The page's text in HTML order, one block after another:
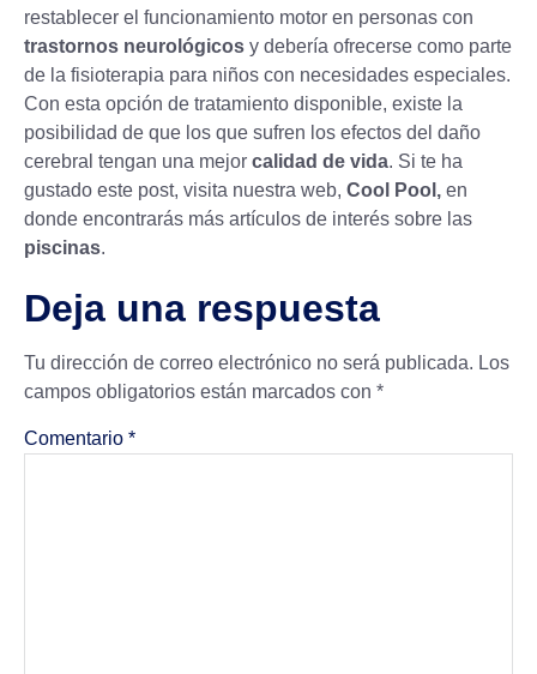
restablecer el funcionamiento motor en personas con
trastornos neurológicos y debería ofrecerse como parte
de la fisioterapia para niños con necesidades especiales.
Con esta opción de tratamiento disponible, existe la
posibilidad de que los que sufren los efectos del daño
cerebral tengan una mejor calidad de vida. Si te ha
gustado este post, visita nuestra web, Cool Pool, en
donde encontrarás más artículos de interés sobre las
piscinas.
Deja una respuesta
Tu dirección de correo electrónico no será publicada. Los
campos obligatorios están marcados con *
Comentario *